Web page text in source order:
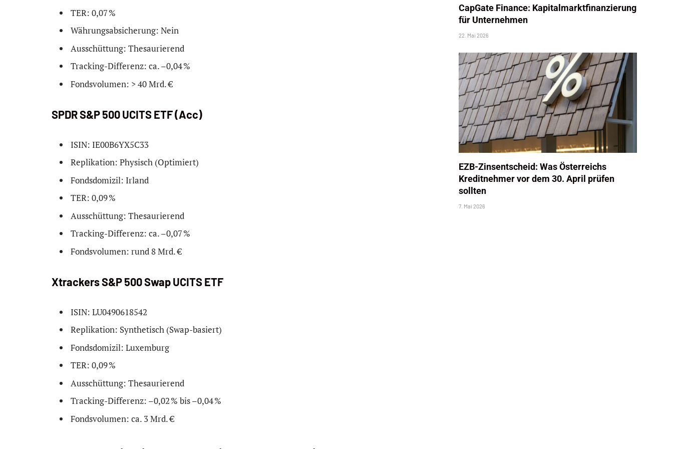
TER: 0,07 %
Währungsabsicherung: Nein
Ausschüttung: Thesaurierend
Tracking-Differenz: ca. –0,04 %
Fondsvolumen: > 40 Mrd. €
SPDR S&P 500 UCITS ETF (Acc)
ISIN: IE00B6YX5C33
Replikation: Physisch (Optimiert)
Fondsdomizil: Irland
TER: 0,09 %
Ausschüttung: Thesaurierend
Tracking-Differenz: ca. –0,07 %
Fondsvolumen: rund 8 Mrd. €
Xtrackers S&P 500 Swap UCITS ETF
ISIN: LU0490618542
Replikation: Synthetisch (Swap-basiert)
Fondsdomizil: Luxemburg
TER: 0,09 %
Ausschüttung: Thesaurierend
Tracking-Differenz: –0,02 % bis –0,04 %
Fondsvolumen: ca. 3 Mrd. €
CapGate Finance: Kapitalmarktfinanzierung
für Unternehmen
22. Mai 2026
EZB-Zinsentscheid: Was Österreichs
Kreditnehmer vor dem 30. April prüfen
sollten
7. Mai 2026